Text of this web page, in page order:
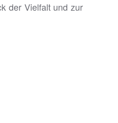
der Vielfalt und zur